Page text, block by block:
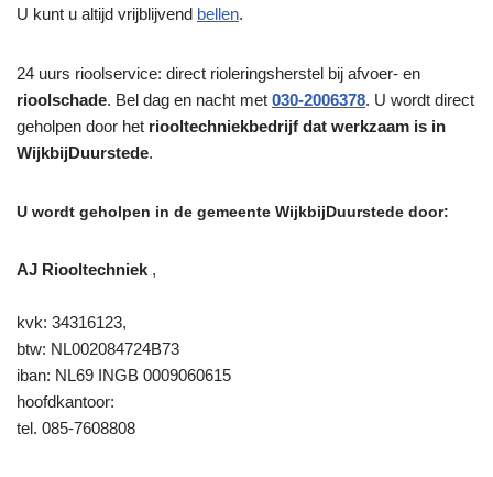
U kunt u altijd vrijblijvend bellen.
24 uurs rioolservice: direct rioleringsherstel bij afvoer- en
rioolschade. Bel dag en nacht met 030-2006378. U wordt direct
geholpen door het riooltechniekbedrijf dat werkzaam is in
WijkbijDuurstede.
U wordt geholpen in de gemeente WijkbijDuurstede door:
AJ Riooltechniek ,
kvk: 34316123,
btw: NL002084724B73
iban: NL69 INGB 0009060615
hoofdkantoor:
tel. 085-7608808